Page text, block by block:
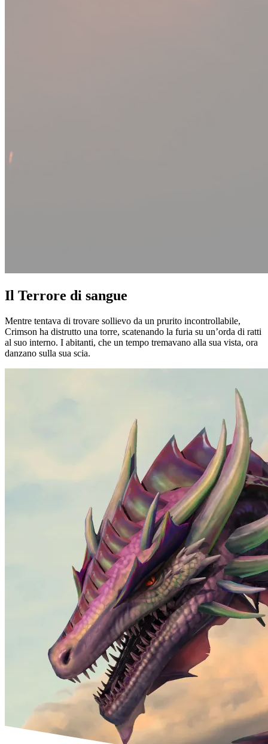
Il Terrore di sangue
Mentre tentava di trovare sollievo da un prurito incontrollabile,
Crimson ha distrutto una torre, scatenando la furia su un’orda di ratti
al suo interno. I abitanti, che un tempo tremavano alla sua vista, ora
danzano sulla sua scia.